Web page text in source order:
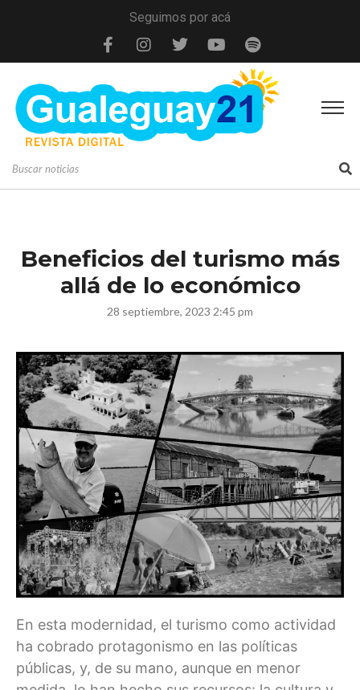
Seguimos por acá
Beneficios del turismo más
allá de lo económico
28 septiembre, 2023 2:45 pm
En esta modernidad, el turismo como actividad
ha cobrado protagonismo en las políticas
públicas, y, de su mano, aunque en menor